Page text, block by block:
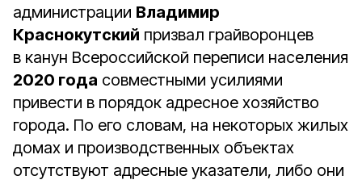
администрации Владимир
Краснокутский призвал грайворонцев
в канун Всероссийской переписи населения
2020 года совместными усилиями
привести в порядок адресное хозяйство
города. По его словам, на некоторых жилых
домах и производственных объектах
отсутствуют адресные указатели, либо они